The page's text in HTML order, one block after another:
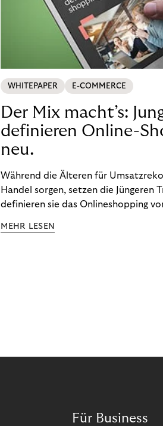
WHITEPAPER E-COMMERCE
Der Mix macht’s:
definieren Online-
neu.
Während die Älteren für
Handel sorgen, setzen die Jüngeren
definieren sie das Onlineshopping
gemeinsame Leidenschaft - allerdings
MEHR LESEN
Für Business